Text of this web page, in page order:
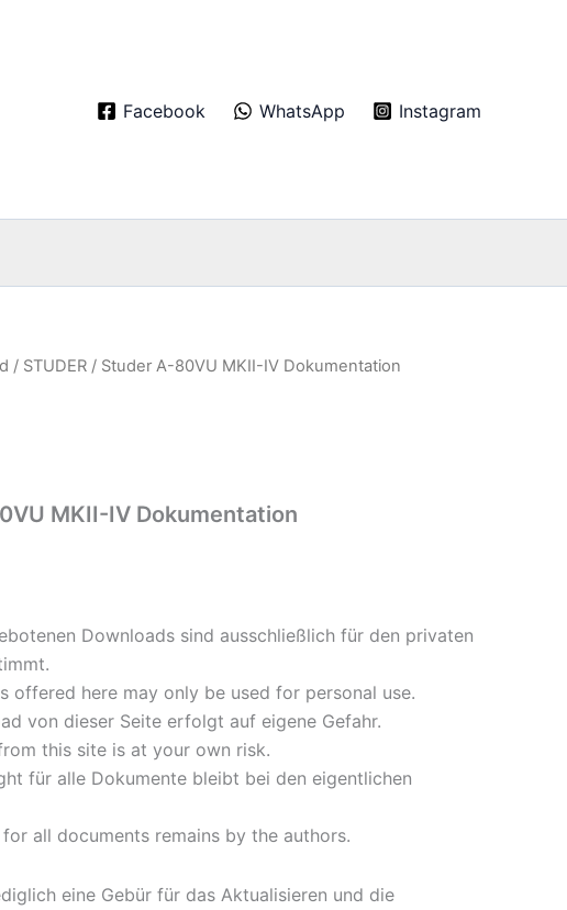
Facebook
WhatsApp Instagram
/ STUDER / Studer A-80VU MKII-IV Dokumentation
MKII-IV Dokumentation
Downloads sind ausschließlich für den privaten
offered here may only be used for personal use.
von dieser Seite erfolgt auf eigene Gefahr.
this site is at your own risk.
für alle Dokumente bleibt bei den eigentlichen
all documents remains by the authors.
eine Gebür für das Aktualisieren und die